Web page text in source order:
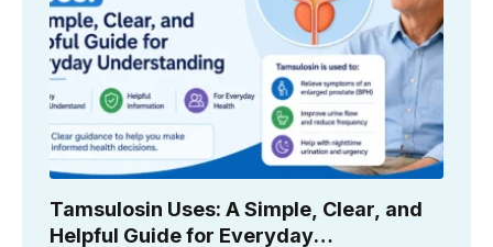
Tamsulosin Uses: A Simple, Clear, and
Helpful Guide for Everyday